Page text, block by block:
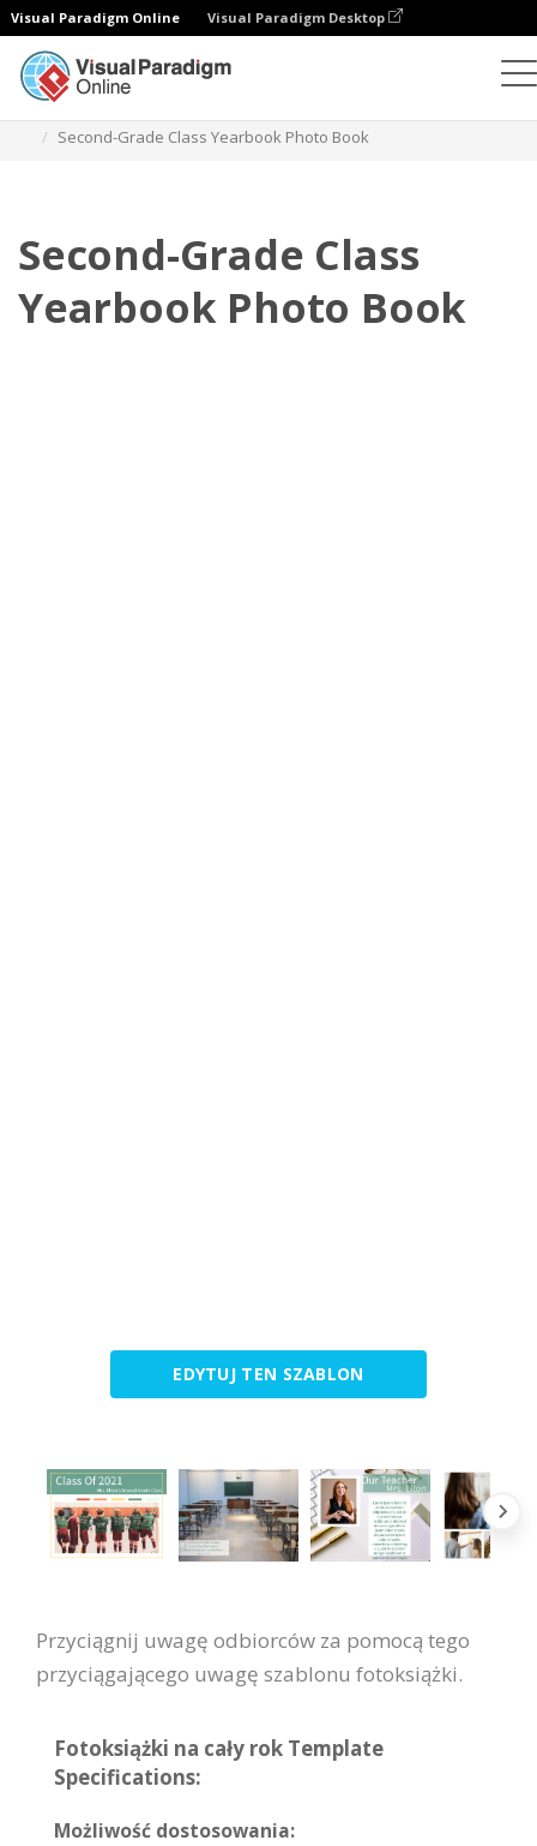
Visual Paradigm Online Visual Paradigm Desktop
Second-Grade Class Yearbook Photo Book
Second-Grade Class
Yearbook Photo Book
EDYTUJ TEN SZABLON
Przyciągnij uwagę odbiorców za pomocą tego
przyciągającego uwagę szablonu fotoksiążki.
Fotoksiążki na cały rok Template
Specifications:
Możliwość dostosowania: